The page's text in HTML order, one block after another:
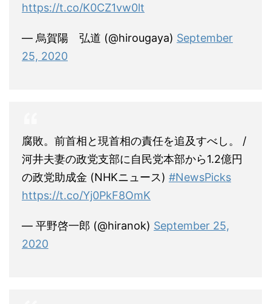
https://t.co/K0CZ1vw0lt
— 烏賀陽 弘道 (@hirougaya) September
25, 2020
腐敗。前首相と現首相の責任を追及すべし。 /
河井夫妻の政党支部に自民党本部から1.2億円
の政党助成金 (NHKニュース) #NewsPicks
https://t.co/Yj0PkF8OmK
— 平野啓一郎 (@hiranok) September 25,
2020